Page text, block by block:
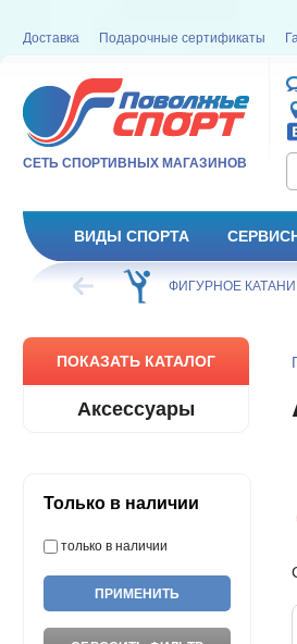
Доставка Подарочные сертификаты
СЕТЬ СПОРТИВНЫХ МАГАЗИНОВ
ВИДЫ СПОРТА
ХОККЕЙ ФИГУРНОЕ
ПОКАЗАТЬ КАТАЛОГ
Аксессуары
Только в наличии
только в наличии